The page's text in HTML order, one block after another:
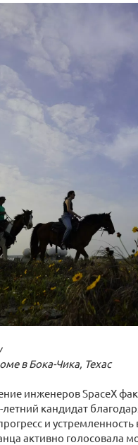
в Бока-Чика, Техас
инженеров SpaceX
кандидат
и
активно голосовала